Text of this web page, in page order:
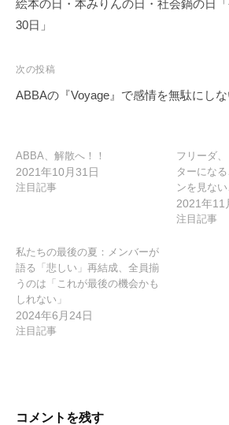
ナ
ゲ
ー
ン
絵本の日・本みりんの日・社会鍋の日
30日」
次の投稿
ABBAの『Voyage』で感情を無駄にし
ABBA、解散へ！！
2021年10月31日
注目記事
フリーダ
ターにな
ンを見ない
2021年11
注目記事
私たちの最後の夏：メンバーが
語る「悲しい」再結成、全員揃
うのは「これが最後の機会かも
しれない」
2024年6月24日
注目記事
コメントを残す